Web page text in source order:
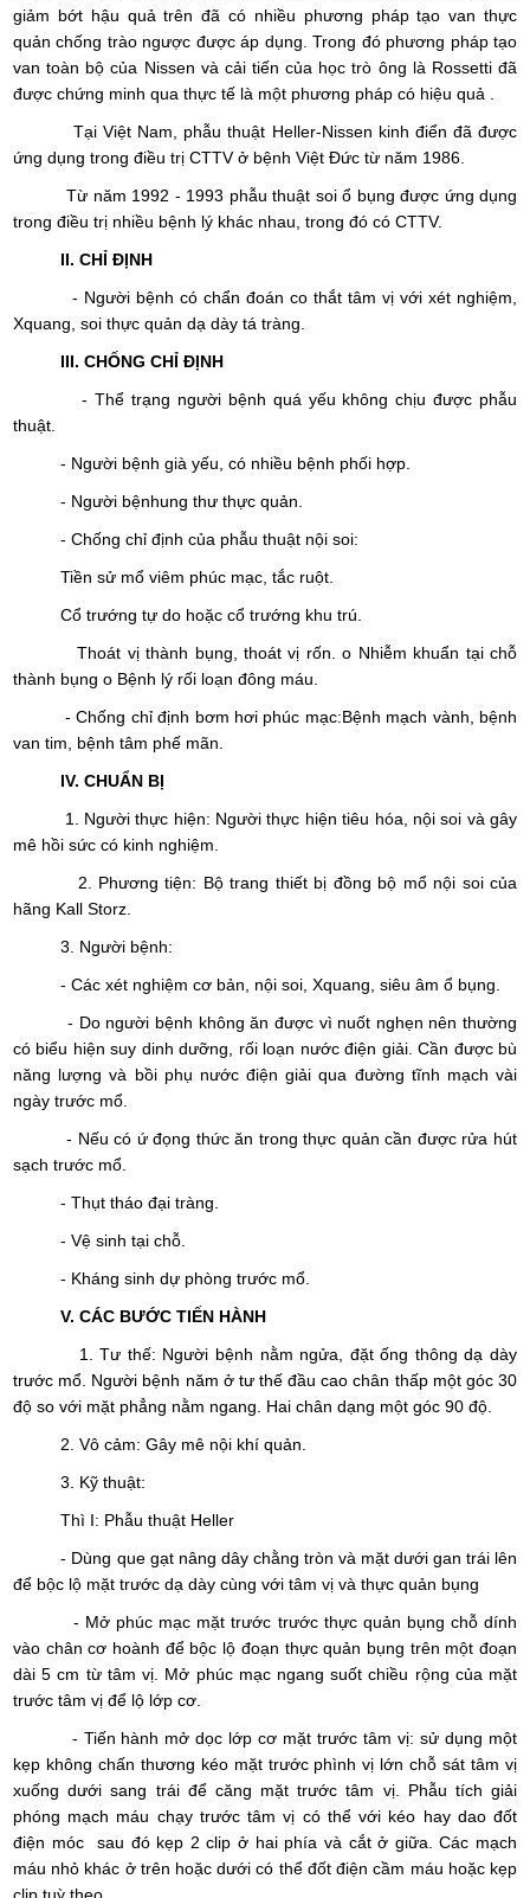
giảm bớt hậu quả trên đã có nhiều phương pháp tạo van thực
quản chống trào ngược được áp dụng. Trong đó phương pháp tạo
van toàn bộ của Nissen và cải tiến của học trò ông là Rossetti đã
được chứng minh qua thực tế là một phương pháp có hiệu quả .
Tại Việt Nam, phẫu thuật Heller-Nissen kinh điển đã được
ứng dụng trong điều trị CTTV ở bệnh Việt Đức từ năm 1986.
Từ năm 1992 - 1993 phẫu thuật soi ổ bụng được ứng dụng
trong điều trị nhiều bệnh lý khác nhau, trong đó có CTTV.
II. CHỈ ĐỊNH
- Người bệnh có chẩn đoán co thắt tâm vị với xét nghiệm,
Xquang, soi thực quản dạ dày tá tràng.
III. CHỐNG CHỈ ĐỊNH
- Thể trạng người bệnh quá yếu không chịu được phẫu
thuật.
- Người bệnh già yếu, có nhiều bệnh phối hợp.
- Người bệnhung thư thực quản.
- Chống chỉ định của phẫu thuật nội soi:
Tiền sử mổ viêm phúc mạc, tắc ruột.
Cổ trướng tự do hoặc cổ trướng khu trú.
Thoát vị thành bụng, thoát vị rốn. o Nhiễm khuẩn tại chỗ
thành bụng o Bệnh lý rối loạn đông máu.
- Chống chỉ định bơm hơi phúc mạc:Bệnh mạch vành, bệnh
van tim, bệnh tâm phế mãn.
IV. CHUẨN BỊ
1. Người thực hiện: Người thực hiện tiêu hóa, nội soi và gây
mê hồi sức có kinh nghiệm.
2. Phương tiện: Bộ trang thiết bị đồng bộ mổ nội soi của
hãng Kall Storz.
3. Người bệnh:
- Các xét nghiệm cơ bản, nội soi, Xquang, siêu âm ổ bụng.
- Do người bệnh không ăn được vì nuốt nghẹn nên thường
có biểu hiện suy dinh dưỡng, rối loạn nước điện giải. Cần được bù
năng lượng và bồi phụ nước điện giải qua đường tĩnh mạch vài
ngày trước mổ.
- Nếu có ứ đọng thức ăn trong thực quản cần được rửa hút
sạch trước mổ.
- Thụt tháo đại tràng.
- Vệ sinh tại chỗ.
- Kháng sinh dự phòng trước mổ.
V. CÁC BƯỚC TIẾN HÀNH
1. Tư thế: Người bệnh nằm ngửa, đặt ống thông dạ dày
trước mổ. Người bệnh năm ở tư thế đầu cao chân thấp một góc 30
độ so với mặt phẳng nằm ngang. Hai chân dạng một góc 90 độ.
2. Vô cảm: Gây mê nội khí quản.
3. Kỹ thuật:
Thì I: Phẫu thuật Heller
- Dùng que gạt nâng dây chằng tròn và mặt dưới gan trái lên
để bộc lộ mặt trước dạ dày cùng với tâm vị và thực quản bụng
- Mở phúc mạc mặt trước trước thực quản bụng chỗ dính
vào chân cơ hoành để bộc lộ đoạn thực quản bụng trên một đoạn
dài 5 cm từ tâm vị. Mở phúc mạc ngang suốt chiều rộng của mặt
trước tâm vị để lộ lớp cơ.
- Tiến hành mở dọc lớp cơ mặt trước tâm vị: sử dụng một
kẹp không chấn thương kéo mặt trước phình vị lớn chỗ sát tâm vị
xuống dưới sang trái để căng mặt trước tâm vị. Phẫu tích giải
phóng mạch máu chạy trước tâm vị có thể với kéo hay dao đốt
điện móc sau đó kẹp 2 clip ở hai phía và cắt ở giữa. Các mạch
máu nhỏ khác ở trên hoặc dưới có thể đốt điện cầm máu hoặc kẹp